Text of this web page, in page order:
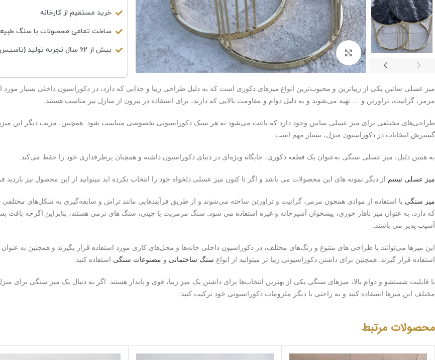
بزرگنمایی تصویر
خرید مستقیم از کارخانه
ساخت تمامی محصولات با سنگ
بیش از 62 سال تجربه تولید (تاسیس 1342)
میز عسلی ساتین یکی از زیباترین و محبوب‌ترین انواع میزهای دکوری است که به دلیل طراحی زیبا و جذابی که دارد، در دکوراسیون داخلی بسیار مورد
مرمر، گرانیت، تراورتن و … تهیه می‌شوند و به دلیل دوام و مقاومت بالایی که دارند، برای استفاده در بیرون از منازل نیز مناسب هستند
طراحی‌های مختلفی برای میز عسلی ساتین وجود دارد که باعث می‌شود به هر سبک دکوراسیونی بخصوصی متناسب شود. همچنین، مزیت دیگر این
گسترش انتخابات در دکوراسیون منزل، بسیار مهم است
به همین دلیل، میز عسلی سنگی به‌عنوان یک قطعه دکوری، جایگاه ویژه‌ای در دنیای دکوراسیون داشته و همچنان پرطرفداری خود را حفظ می‌کند
میز عسلی تبسم از دیگر نمونه های این محصولات می باشد و اگر تا کنون میز عسلی دلخواه خود را انتخاب نکرده اید میتوانید از این محصول نیز بازدید
میز سنگی با استفاده از موادی همچون مرمر، گرانیت و تراورتن ساخته می‌شوند و از طریق فرآیندهایی مانند تراش و سابقه‌گیری به شکل‌های
که دارد، به عنوان میز ناهار خوری، پیشخوان آشپزخانه و غیره استفاده می شود. سنگ مرمریت یا چینی، سنگ های نرمی هستند، بنابراین اگرچه بافت
آسیب پذیر می باشند
این میزها می‌توانند با طراحی های متنوع و رنگ‌های مختلف، در دکوراسیون داخلی خانه‌ها و محل‌های کاری مورد استفاده قرار بگیرند و همچنین به
استفاده قرار گیرند. همچنین برای داشتن دکوراسیونی زیبا تر میتوانید از انواع سنگ ساختمانی و مصنوعات سنگی استفاده کنید
با قابلیت شستشو و دوام بالا، میزهای سنگی یکی از بهترین انتخاب‌ها برای داشتن یک میز زیبا، قوی و پایدار هستند. اگر به دنبال یک میز سنگی برای
مختلف این میزها استفاده کنید و به راحتی با دیگر ملزومات دکوراسیونی خود ترکیب کنید
محصولات مرتبط